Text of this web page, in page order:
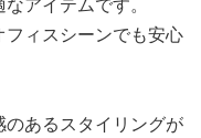
ィスシーンでも安心
あるスタイリングが